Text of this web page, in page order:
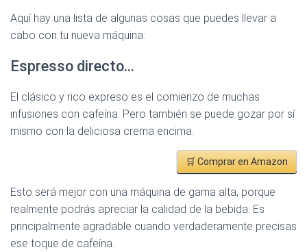
Aquí hay una lista de algunas cosas que puedes llevar a
cabo con tu nueva máquina:
Espresso directo…
El clásico y rico expreso es el comienzo de muchas
infusiones con cafeína. Pero también se puede gozar por sí
mismo con la deliciosa crema encima.
🛒 Comprar en Amazon
Esto será mejor con una máquina de gama alta, porque
realmente podrás apreciar la calidad de la bebida. Es
principalmente agradable cuando verdaderamente precisas
ese toque de cafeína.